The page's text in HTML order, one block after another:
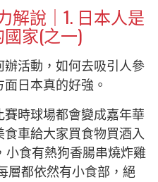
解說｜ 1. 日本人是
家(之一)
活動，如何去吸引人參
日本真的好強。
時球場都會變成嘉年華
車給大家買食物買酒入
小食有熱狗香腸串燒炸雞
層都依然有小食部，絕